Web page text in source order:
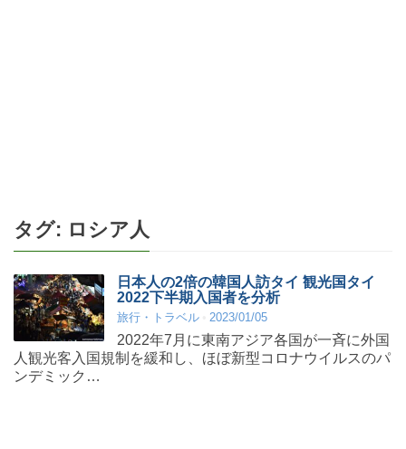
タグ: ロシア人
日本人の2倍の韓国人訪タイ 観光国タイ
2022下半期入国者を分析
旅行・トラベル 2023/01/05
2022年7月に東南アジア各国が一斉に外国
人観光客入国規制を緩和し、ほぼ新型コロナウイルスのパ
ンデミック…